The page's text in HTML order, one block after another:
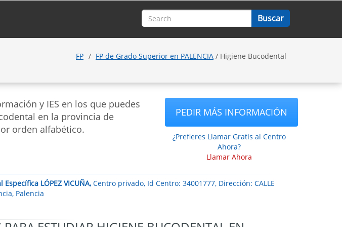
FP FP de Grado Superior en PALENCIA / Higiene Bucodental
y IES en los que puedes
en la provincia de
orden alfabético.
PEDIR MÁS INFORMACIÓN
¿Prefieres Llamar Gratis al Centro
Ahora?
Llamar Ahora
LÓPEZ VICUÑA, Centro privado, Id Centro: 34001777, Dirección: CALLE
Palencia